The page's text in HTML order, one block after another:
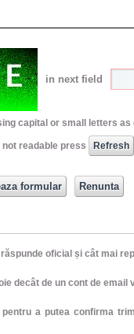
in next field
capital or small letters
not readable press
oficial și cât mai
decât de un cont de email
a putea confirma